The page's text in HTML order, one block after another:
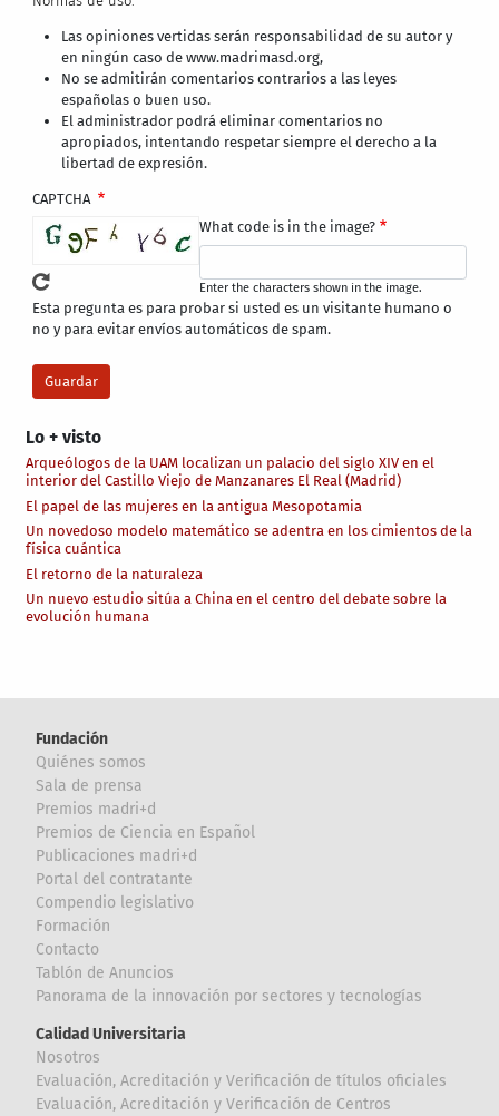
Lo + visto
Arqueólogos de la UAM localizan un palacio del siglo XIV en el
interior del Castillo Viejo de Manzanares El Real (Madrid)
El papel de las mujeres en la antigua Mesopotamia
Un novedoso modelo matemático se adentra en los cimientos de la
física cuántica
El retorno de la naturaleza
Un nuevo estudio sitúa a China en el centro del debate sobre la
evolución humana
Las opiniones vertidas serán responsabilidad de su autor y
en ningún caso de www.madrimasd.org,
No se admitirán comentarios contrarios a las leyes
españolas o buen uso.
El administrador podrá eliminar comentarios no
apropiados, intentando respetar siempre el derecho a la
libertad de expresión.
CAPTCHA
What code is in the image?
Enter the characters shown in the image.
Esta pregunta es para probar si usted es un visitante humano o
no y para evitar envíos automáticos de spam.
Fundación
Quiénes somos
Sala de prensa
Premios madri+d
Premios de Ciencia en Español
Publicaciones madri+d
Portal del contratante
Compendio legislativo
Formación
Contacto
Tablón de Anuncios
Panorama de la innovación por sectores y tecnologías
Calidad Universitaria
Nosotros
Evaluación, Acreditación y Verificación de títulos oficiales
Evaluación, Acreditación y Verificación de Centros